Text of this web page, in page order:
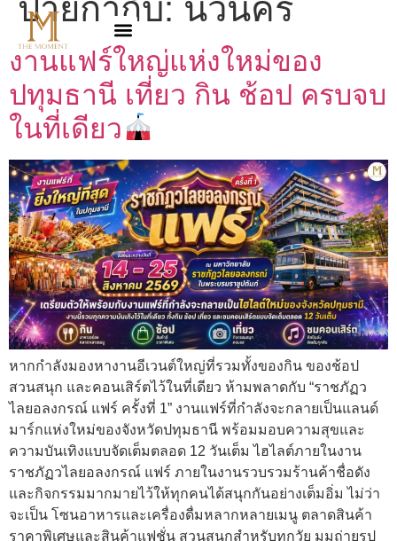
ป้ายกำกับ: นวนคร
งานแฟร์ใหญ่แห่งใหม่ของ
ปทุมธานี เที่ยว กิน ช้อป ครบจบ
ในที่เดียว
หากกำลังมองหางานอีเวนต์ใหญ่ที่รวมทั้งของกิน ของช้อป
สวนสนุก และคอนเสิร์ตไว้ในที่เดียว ห้ามพลาดกับ “ราชภัฏว
ไลยอลงกรณ์ แฟร์ ครั้งที่ 1” งานแฟร์ที่กำลังจะกลายเป็นแลนด์
มาร์กแห่งใหม่ของจังหวัดปทุมธานี พร้อมมอบความสุขและ
ความบันเทิงแบบจัดเต็มตลอด 12 วันเต็ม ไฮไลต์ภายในงาน
ราชภัฏวไลยอลงกรณ์ แฟร์ ภายในงานรวบรวมร้านค้าชื่อดัง
และกิจกรรมมากมายไว้ให้ทุกคนได้สนุกกันอย่างเต็มอิ่ม ไม่ว่า
จะเป็น โซนอาหารและเครื่องดื่มหลากหลายเมนู ตลาดสินค้า
ราคาพิเศษและสินค้าแฟชั่น สวนสนุกสำหรับทุกวัย มุมถ่ายรูป